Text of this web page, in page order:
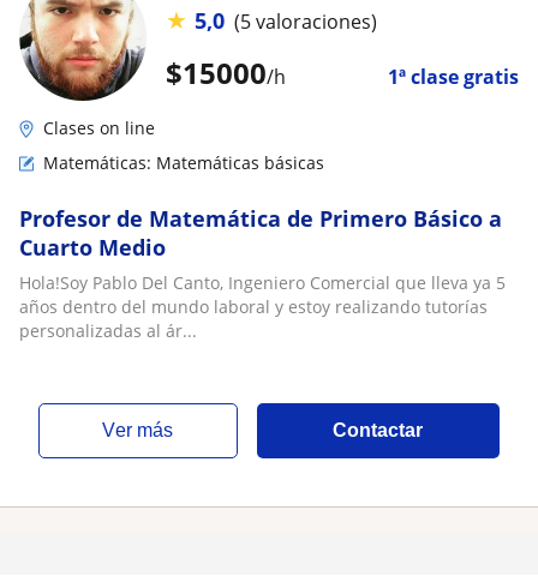
$15000/h 1ª clase gratis
★ 5,0 (5 valoraciones)
Clases on line
Matemáticas: Matemáticas básicas
Profesor de Matemática de Primero Básico a
Cuarto Medio
Hola!Soy Pablo Del Canto, Ingeniero Comercial que lleva ya 5
años dentro del mundo laboral y estoy realizando tutorías
personalizadas al ár...
ver más Contactar